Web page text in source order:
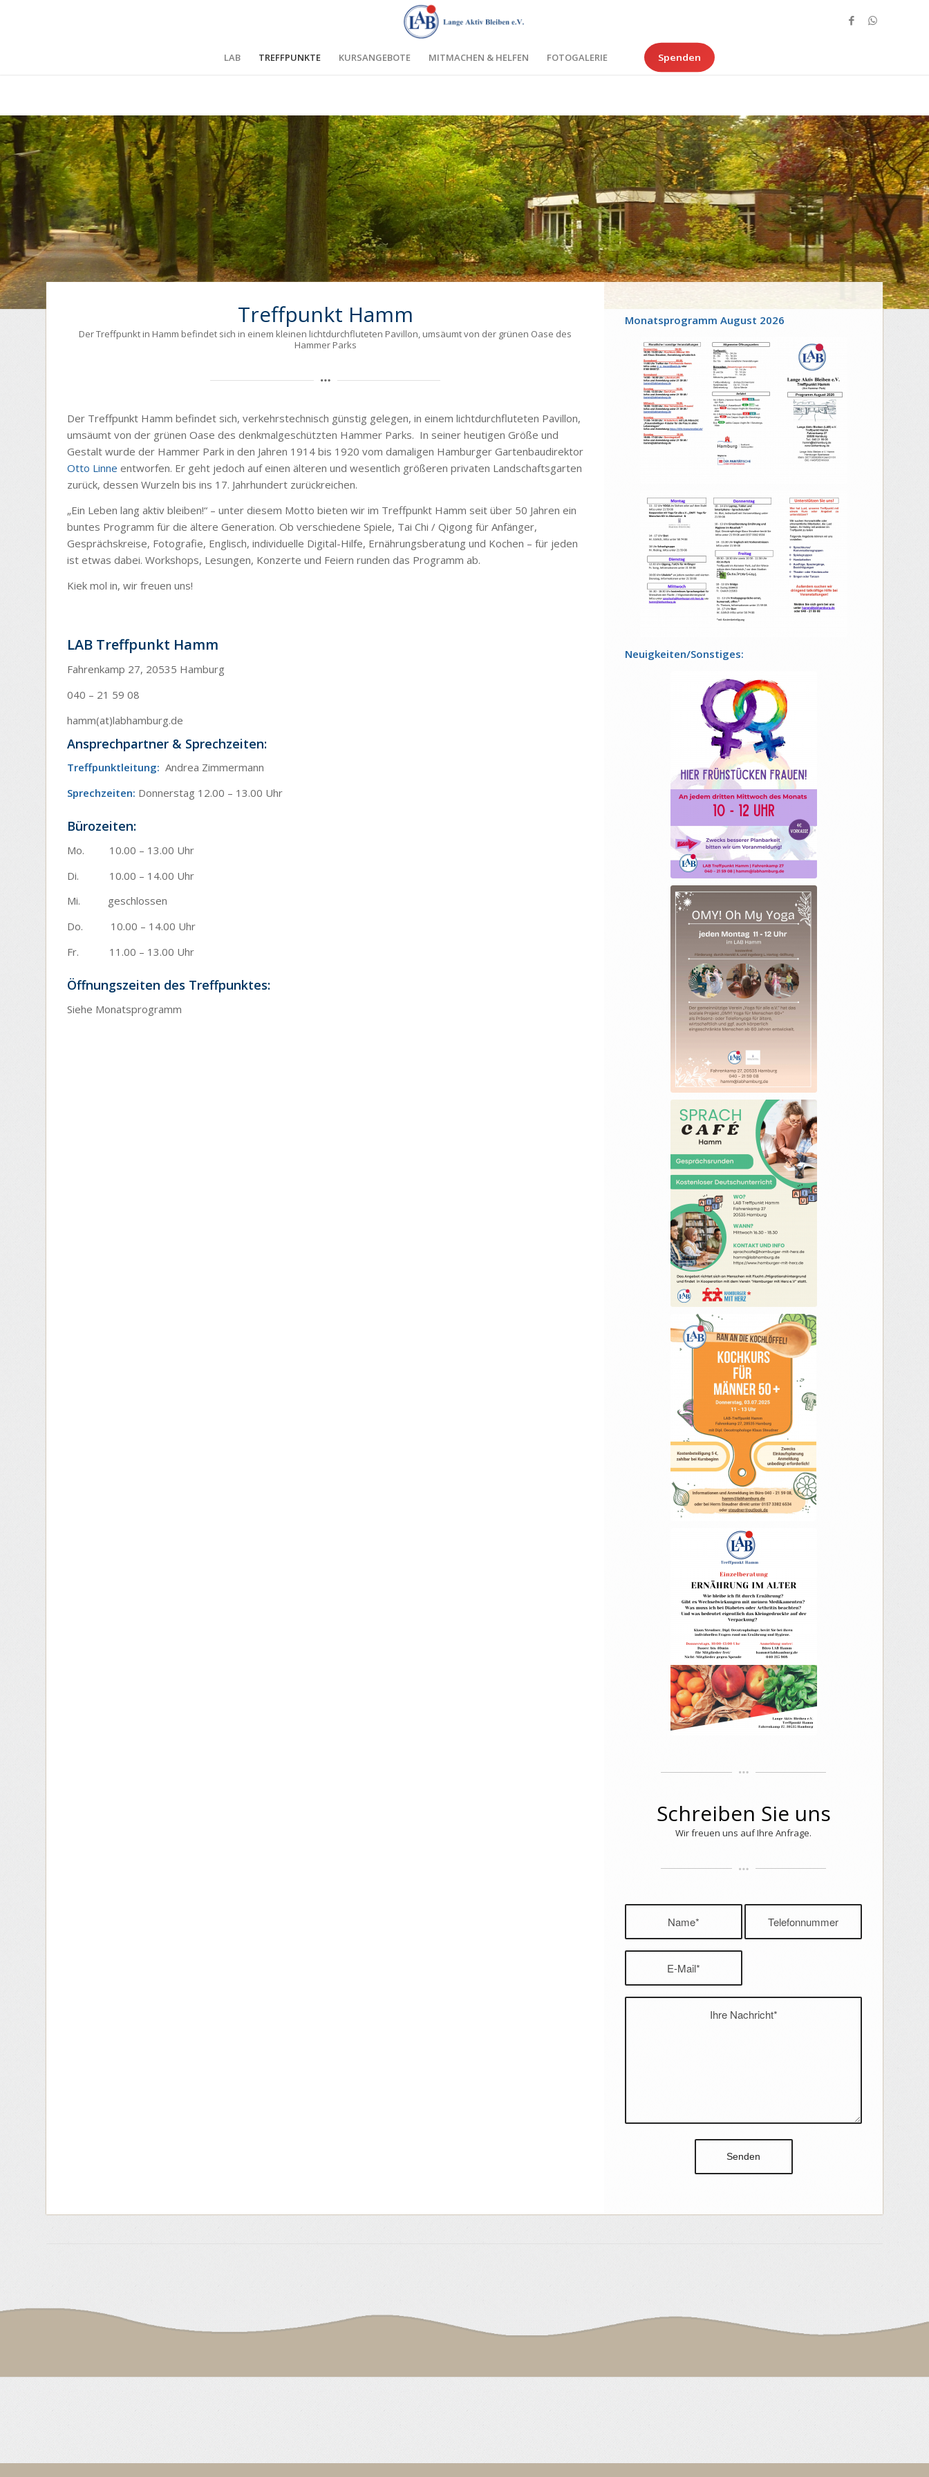
LAB TREFFPUNKTE KURSANGEBOTE MITMACHEN & HELFEN FOTOGALERIE Spenden
Treffpunkt Hamm
Der Treffpunkt in Hamm befindet sich in einem kleinen lichtdurchfluteten Pavillon, umsäumt von der grünen Oase des
Hammer Parks
Der Treffpunkt Hamm befindet sich, verkehrstechnisch günstig gelegen, in einem lichtdurchfluteten Pavillon,
umsäumt von der grünen Oase des denkmalgeschützten Hammer Parks. In seiner heutigen Größe und
Gestalt wurde der Hammer Park in den Jahren 1914 bis 1920 vom damaligen Hamburger Gartenbaudirektor
Otto Linne entworfen. Er geht jedoch auf einen älteren und wesentlich größeren privaten Landschaftsgarten
zurück, dessen Wurzeln bis ins 17. Jahrhundert zurückreichen.
„Ein Leben lang aktiv bleiben!“ – unter diesem Motto bieten wir im Treffpunkt Hamm seit über 50 Jahren ein
buntes Programm für die ältere Generation. Ob verschiedene Spiele, Tai Chi / Qigong für Anfänger,
Gesprächskreise, Fotografie, Englisch, individuelle Digital-Hilfe, Ernährungsberatung und Kochen – für jeden
ist etwas dabei. Workshops, Lesungen, Konzerte und Feiern runden das Programm ab.
Kiek mol in, wir freuen uns!
LAB Treffpunkt Hamm
Fahrenkamp 27, 20535 Hamburg
040 – 21 59 08
hamm(at)labhamburg.de
Ansprechpartner & Sprechzeiten:
Treffpunktleitung: Andrea Zimmermann
Sprechzeiten: Donnerstag 12.00 – 13.00 Uhr
Bürozeiten:
Mo. 10.00 – 13.00 Uhr
Di. 10.00 – 14.00 Uhr
Mi. geschlossen
Do. 10.00 – 14.00 Uhr
Fr. 11.00 – 13.00 Uhr
Öffnungszeiten des Treffpunktes:
Siehe Monatsprogramm
Monatsprogramm August 2026
Neuigkeiten/Sonstiges:
Schreiben Sie uns
Wir freuen uns auf Ihre Anfrage.